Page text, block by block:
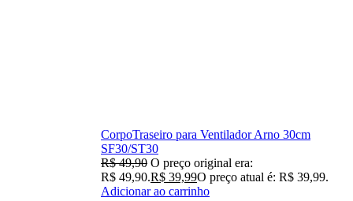
CorpoTraseiro para Ventilador Arno 30cm
SF30/ST30
R$49,90 O preço original era:
R$ 49,90.R$ 39,99O preço atual é: R$ 39,99.
Adicionar ao carrinho